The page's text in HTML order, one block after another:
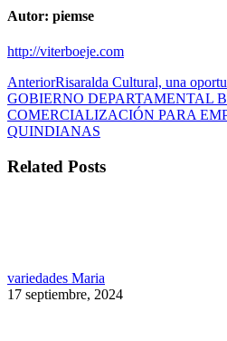
Autor: piemse
http://viterboeje.com
Navegación
entre
publicaciones
AnteriorPublicación
anterior:
Risaralda Cultural, una
GOBIERNO DEPARTAMENTAL
COMERCIALIZACIÓN PARA
QUINDIANAS
Related Posts
variedades Maria
17 septiembre, 2024